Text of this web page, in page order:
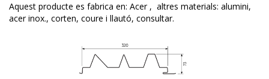
Aquest producte es fabrica en: Acer, altres materials: alumini,
acer inox., corten, coure i llautó, consultar.